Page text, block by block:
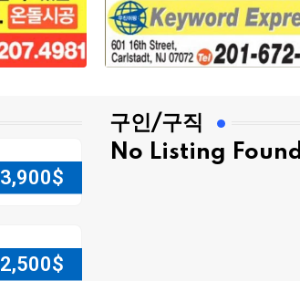
3,900$
2,500$
구인/구직
No Listing